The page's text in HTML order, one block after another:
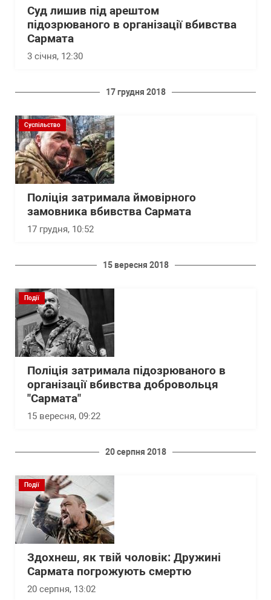
Суд лишив під арештом
підозрюваного в організації вбивства
Сармата
3 січня, 12:30
17 грудня 2018
Суспільство
Поліція затримала ймовірного
замовника вбивства Сармата
17 грудня, 10:52
15 вересня 2018
Події
Поліція затримала підозрюваного в
організації вбивства добровольця
"Сармата"
15 вересня, 09:22
20 серпня 2018
Події
Здохнеш, як твій чоловік: Дружині
Сармата погрожують смертю
20 серпня, 13:02